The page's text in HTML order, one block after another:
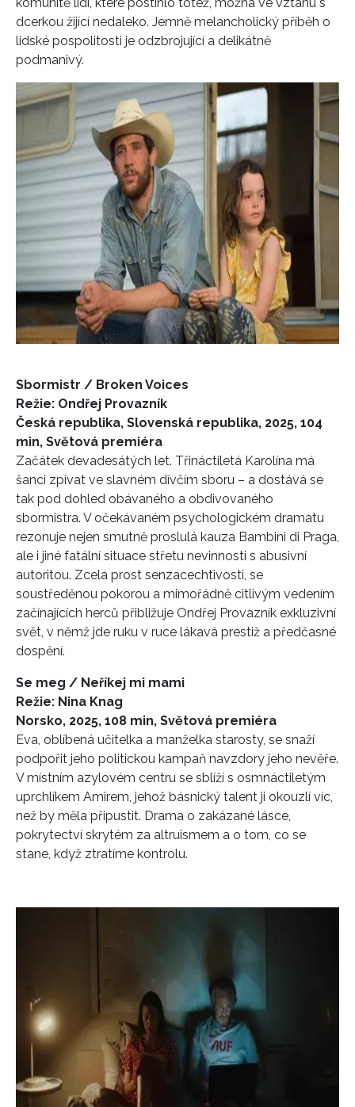
dcerkou žijící nedaleko. Jemně melancholický příběh o
lidské pospolitosti je odzbrojující a delikátně
podmanivý.
Sbormistr / Broken Voices
Režie: Ondřej Provazník
Česká republika, Slovenská republika, 2025, 104
min, Světová premiéra
Začátek devadesátých let. Třináctiletá Karolína má
šanci zpívat ve slavném dívčím sboru – a dostává se
tak pod dohled obávaného a obdivovaného
sbormistra. V očekávaném psychologickém dramatu
rezonuje nejen smutně proslulá kauza Bambini di Praga,
ale i jiné fatální situace střetu nevinnosti s abusivní
autoritou. Zcela prost senzacechtivosti, se
soustředěnou pokorou a mimořádně citlivým vedením
začínajících herců přibližuje Ondřej Provazník exkluzivní
svět, v němž jde ruku v ruce lákavá prestiž a předčasné
dospění.
Se meg / Neříkej mi mami
Režie: Nina Knag
Norsko, 2025, 108 min, Světová premiéra
Eva, oblíbená učitelka a manželka starosty, se snaží
podpořit jeho politickou kampaň navzdory jeho nevěře.
V místním azylovém centru se sblíží s osmnáctiletým
uprchlíkem Amirem, jehož básnický talent ji okouzlí víc,
než by měla připustit. Drama o zakázané lásce,
pokrytectví skrytém za altruismem a o tom, co se
stane, když ztratíme kontrolu.